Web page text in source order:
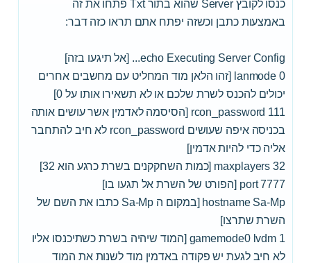
כנסו לקובץ Server שהוא בתור Txt פתחו את זה
באמצעות כתבן וכשזה יפתח אתם תראו כזה דבר:
echo Executing Server Config... [אל תיגעו בזה]
lanmode 0 [זהו הלאן מוד המחליט עם מחשבים אחרים
יכולים להכנס לשרת שלכם או לא תשאירו אותו על 0]
rcon_password 111 [הסיסמה לאדמין אשר עושים אותה
בכניסה איפה שעושים rcon_password לא חיב להתחבר
אליה כדי להיות אדמין]
maxplayers 32 [כמות השחקקנים בשרת כרגע הוא 32]
port 7777 [הפורט של השרת אל תגעו בו]
hostname Sa-Mp [במקום ה Sa-Mp כתבו את השם של
השרת שתרצו]
gamemode0 lvdm 1 [המוד שיהיה בשרת כשתיכנסו אליו
לא חיב לגעת יש פקודה באדמין מוד לשנות את המוד